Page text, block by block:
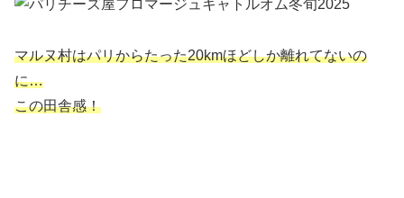
マルヌ村はパリからたった20kmほどしか離れてないの
に…
この田舎感！